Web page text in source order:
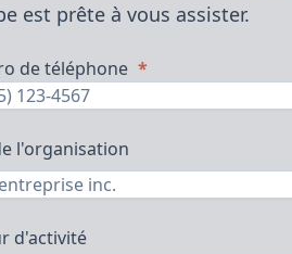
est prête à vous assister.
de téléphone *
l'organisation
d'activité